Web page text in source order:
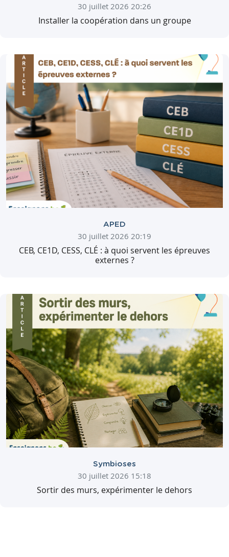
30 juillet 2026 20:26
Installer la coopération dans un groupe
APED
30 juillet 2026 20:19
CEB, CE1D, CESS, CLÉ : à quoi servent les épreuves
externes ?
Symbioses
30 juillet 2026 15:18
Sortir des murs, expérimenter le dehors